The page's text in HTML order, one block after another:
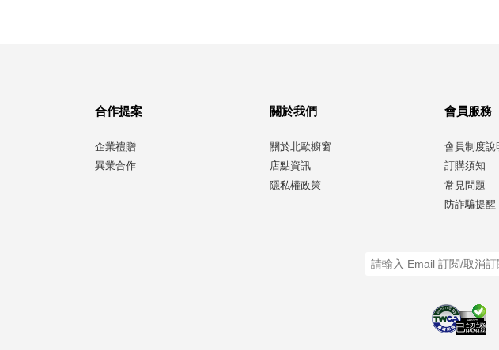
合作提案
企業禮贈
異業合作
關於我們
關於北歐櫥窗
店點資訊
隱私權政策
會員服務
會員制度說
訂購須知
常見問題
防詐騙提醒
已認證